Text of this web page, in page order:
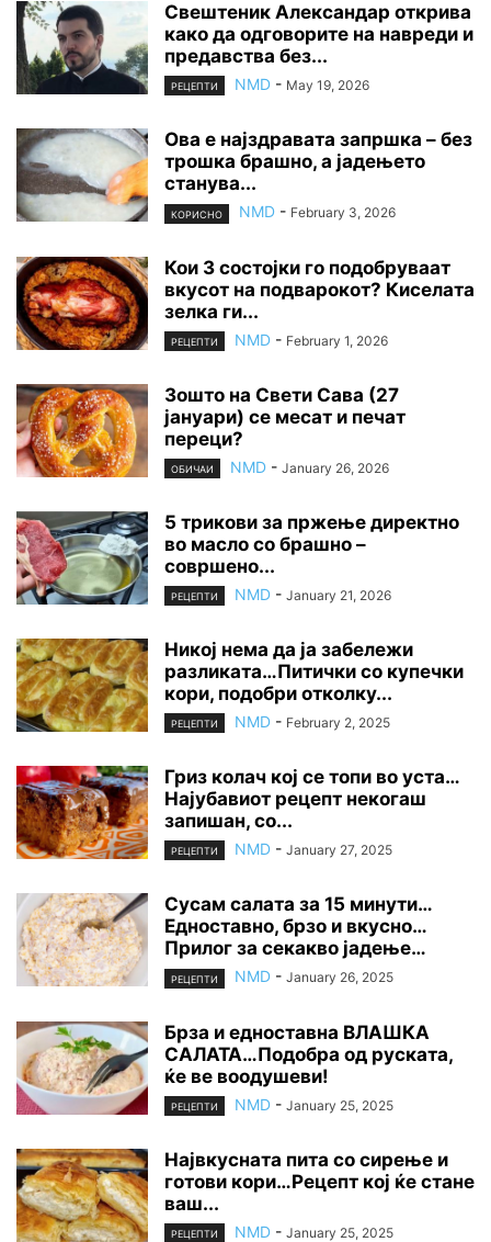
Свештеник Александар открива
како да одговорите на навреди и
предавства без...
РЕЦЕПТИ NMD - May 19, 2026
Ова е најздравата запршка – без
трошка брашно, а јадењето
станува...
КОРИСНО NMD - February 3, 2026
Кои 3 состојки го подобруваат
вкусот на подварокот? Киселата
зелка ги...
РЕЦЕПТИ NMD - February 1, 2026
Зошто на Свети Сава (27
јануари) се месат и печат
переци?
ОБИЧАИ NMD - January 26, 2026
5 трикови за пржење директно
во масло со брашно –
совршено...
РЕЦЕПТИ NMD - January 21, 2026
Никој нема да ја забележи
разликата…Питички со купечки
кори, подобри отколку...
РЕЦЕПТИ NMD - February 2, 2025
Гриз колач кој се топи во уста…
Најубавиот рецепт некогаш
запишан, со...
РЕЦЕПТИ NMD - January 27, 2025
Сусам салата за 15 минути…
Едноставно, брзо и вкусно…
Прилог за секакво јадење…
РЕЦЕПТИ NMD - January 26, 2025
Брза и едноставна ВЛАШКА
САЛАТА…Подобра од руската,
ќе ве воодушеви!
РЕЦЕПТИ NMD - January 25, 2025
Највкусната пита со сирење и
готови кори…Рецепт кој ќе стане
ваш...
РЕЦЕПТИ NMD - January 25, 2025